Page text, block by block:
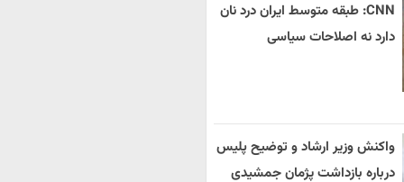
CNN: طبقه متوسط ایران درد نان
دارد نه اصلاحات سیاسی
واکنش وزیر ارشاد و توضیح پلیس
درباره بازداشت پژمان جمشیدی